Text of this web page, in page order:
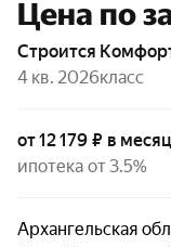
Цена по
Строится
4 кв. 2026класс
от 12 179 ₽ в месяц
ипотека от 3.5%
Архангельская